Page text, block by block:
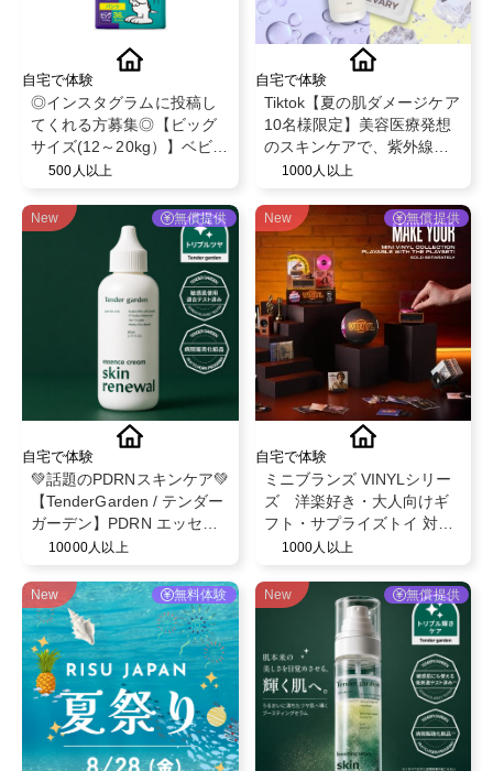
自宅で体験
◎インスタグラムに投稿し
てくれる方募集◎【ビッグ
サイズ(12～20kg）】ベビー
ザらス限定！ベビー紙おむ
イン◎ベビー育児用品◎
500人以上
自宅で体験
Tiktok【夏の肌ダメージケア
10名様限定】美容医療発想
のスキンケアで、紫外線や
乾燥でゆらぎやすい肌を整
ット
1000人以上
New 無償提供
自宅で体験
💚話題のPDRNスキンケア💚
【TenderGarden / テンダー
ガーデン】PDRN エッセン
スクリーム 80ml モニター募
10000人以上
New 無償提供
自宅で体験
ミニブランズ VINYLシリー
ズ 洋楽好き・大人向けギ
フト・サプライズトイ 対象
年齢６歳以上
1000人以上
New 無料体験 New 無償提供